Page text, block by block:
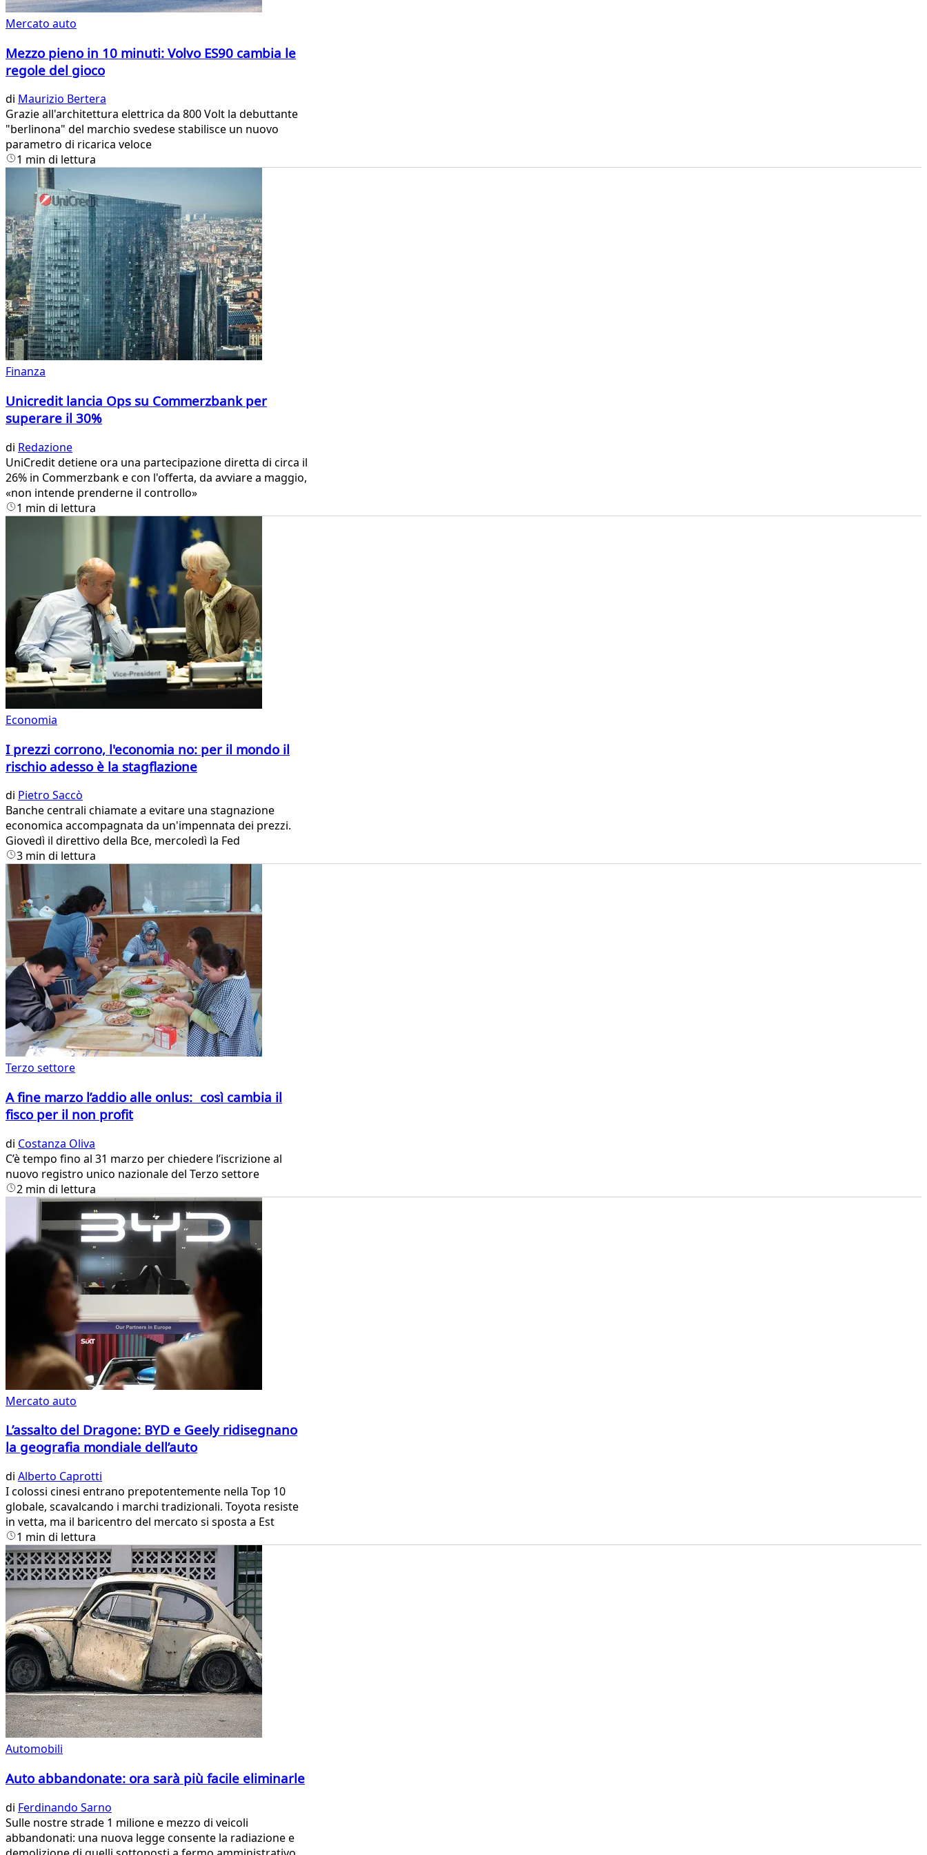
Mercato auto
Mezzo pieno in 10 minuti: Volvo ES90 cambia le
regole del gioco
di Maurizio Bertera
Grazie all'architettura elettrica da 800 Volt la debuttante
"berlinona" del marchio svedese stabilisce un nuovo
parametro di ricarica veloce
1 min di lettura
Finanza
Unicredit lancia Ops su Commerzbank per
superare il 30%
di Redazione
UniCredit detiene ora una partecipazione diretta di circa il
26% in Commerzbank e con l'offerta, da avviare a maggio,
«non intende prenderne il controllo»
1 min di lettura
Economia
I prezzi corrono, l'economia no: per il mondo il
rischio adesso è la stagflazione
di Pietro Saccò
Banche centrali chiamate a evitare una stagnazione
economica accompagnata da un'impennata dei prezzi.
Giovedì il direttivo della Bce, mercoledì la Fed
3 min di lettura
Terzo settore
A fine marzo l’addio alle onlus: così cambia il
fisco per il non profit
di Costanza Oliva
C’è tempo fino al 31 marzo per chiedere l’iscrizione al
nuovo registro unico nazionale del Terzo settore
2 min di lettura
Mercato auto
L’assalto del Dragone: BYD e Geely ridisegnano
la geografia mondiale dell’auto
di Alberto Caprotti
I colossi cinesi entrano prepotentemente nella Top 10
globale, scavalcando i marchi tradizionali. Toyota resiste
in vetta, ma il baricentro del mercato si sposta a Est
1 min di lettura
Automobili
Auto abbandonate: ora sarà più facile eliminarle
di Ferdinando Sarno
Sulle nostre strade 1 milione e mezzo di veicoli
abbandonati: una nuova legge consente la radiazione e